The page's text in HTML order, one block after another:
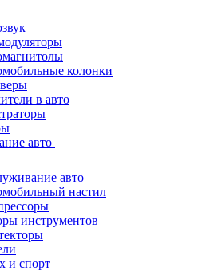
колонки
в авто
авто
авто
настил
инструментов
и спорт